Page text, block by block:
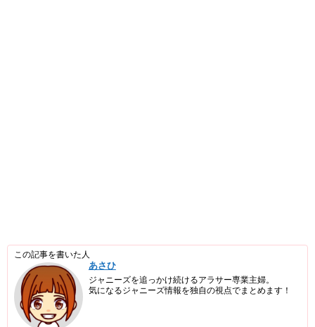
この記事を書いた人
あさひ
ジャニーズを追っかけ続けるアラサー専業主婦。
気になるジャニーズ情報を独自の視点でまとめます！